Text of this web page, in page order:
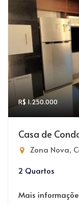
R$ 1.250.000
Casa de
Zona Nova,
2 Quartos
Mais